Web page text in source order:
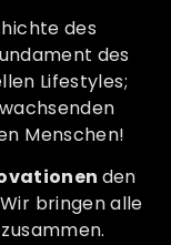
des
des
Lifestyles;
Menschen!
den
bringen alle